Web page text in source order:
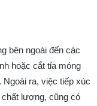
bên ngoài đến các
hoặc cắt tỉa móng
Ngoài ra, việc tiếp xúc
lượng, cũng có